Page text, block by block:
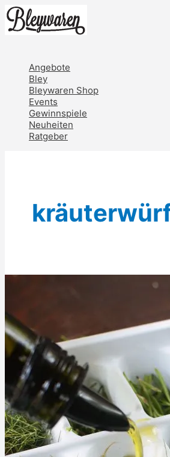
Zum
Inhalt
springen
Angebote
Bley
Bleywaren Shop
Events
Gewinnspiele
Neuheiten
Ratgeber